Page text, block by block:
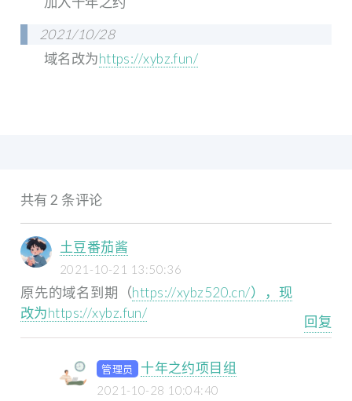
2021/10/28
域名改为https://xybz.fun/
共有 2 条评论
土豆番茄酱
2021-10-21 13:50:36
原先的域名到期（https://xybz520.cn/），现
改为https://xybz.fun/
回复
管理员 十年之约项目组
2021-10-28 10:04:40